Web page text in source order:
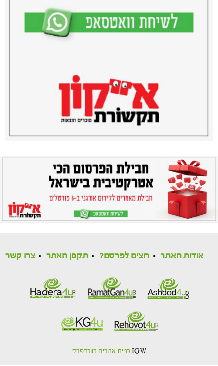
אודות האתר רוצים לפרסם? תקנון האתר צרו קשר
IGW בניית אתרים בוורדפרס